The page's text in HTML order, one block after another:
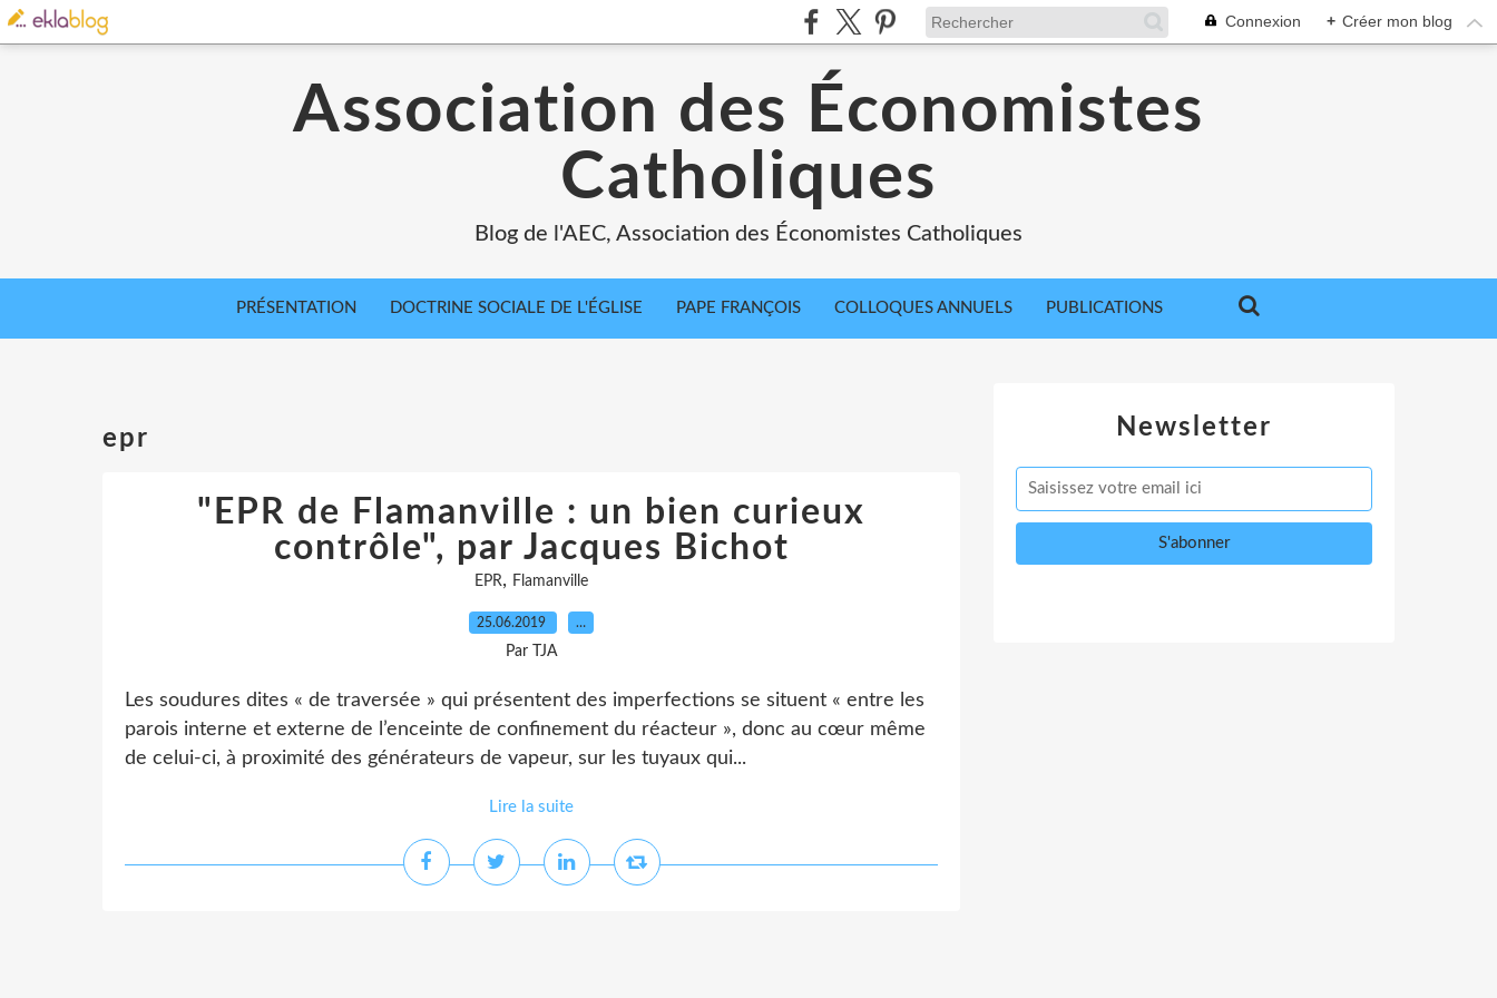
Connexion + Créer mon blog
Association des Économistes
Catholiques
Blog de l'AEC, Association des Économistes Catholiques
PRÉSENTATION DOCTRINE SOCIALE DE L'ÉGLISE PAPE FRANÇOIS COLLOQUES ANNUELS PUBLICATIONS
epr
"EPR de Flamanville : un bien curieux
contrôle", par Jacques Bichot
EPR, Flamanville
25.06.2019 …
Par TJA
Les soudures dites « de traversée » qui présentent des imperfections se situent « entre les
parois interne et externe de l’enceinte de confinement du réacteur », donc au cœur même
de celui-ci, à proximité des générateurs de vapeur, sur les tuyaux qui...
Lire la suite
Newsletter